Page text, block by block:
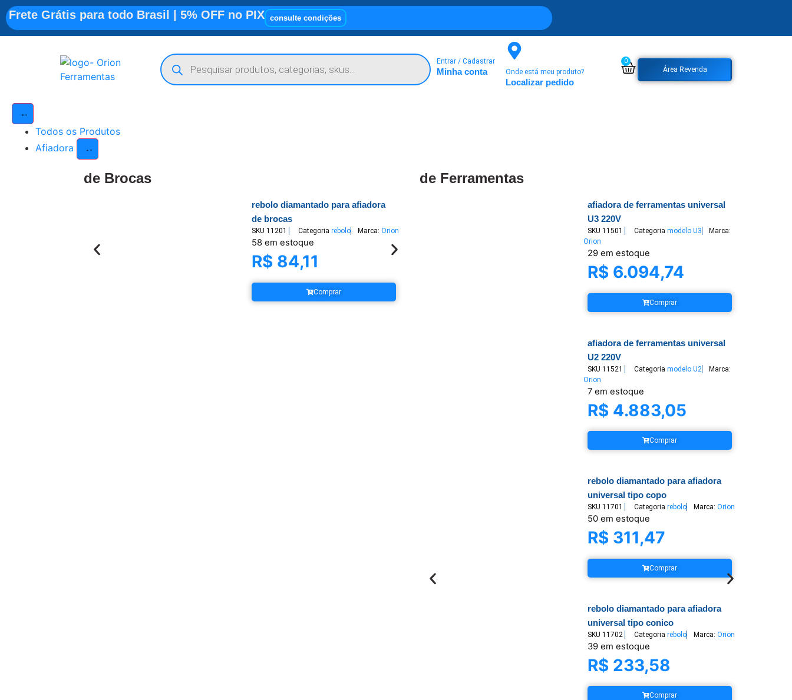
Frete Grátis para todo Brasil | 5% OFF no PIX consulte condições
Entrar / Cadastrar
Minha conta Onde está meu produto?
Localizar pedido
0
Área Revenda
Todos os Produtos
Afiadora
de Brocas
rebolo diamantado para afiadora
de brocas
SKU 11201 Categoria rebolo Marca: Orion
58 em estoque
R$ 84,11
Comprar
de Ferramentas
afiadora de ferramentas universal
U3 220V
SKU 11501 Categoria modelo U3
Marca:
Orion
29 em estoque
R$ 6.094,74
Comprar
afiadora de ferramentas universal
U2 220V
SKU 11521 Categoria modelo U2
Marca:
Orion
7 em estoque
R$ 4.883,05
Comprar
rebolo diamantado para afiadora
universal tipo copo
SKU 11701 Categoria rebolo Marca: Orion
50 em estoque
R$ 311,47
Comprar
rebolo diamantado para afiadora
universal tipo conico
SKU 11702 Categoria rebolo Marca: Orion
39 em estoque
R$ 233,58
Comprar